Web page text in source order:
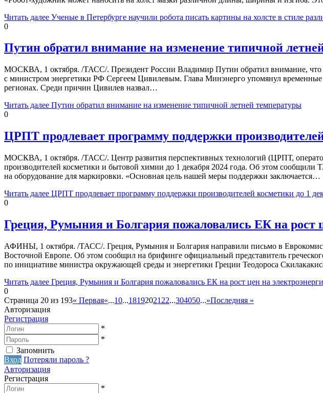
Читать далее Ученые в Петербурге научили робота писать картины на холсте в стиле
0
Путин обратил внимание на изменение типичной
МОСКВА, 1 октября. /ТАСС/. Президент России Владимир Путин обратил внимание, что
с министром энергетики РФ Сергеем Цивилевым. Глава Минэнерго упомянул
регионах. Среди причин Цивилев назвал…
Читать далее Путин обратил внимание на изменение типичной летней температуры
0
ЦРПТ продлевает программу поддержки
МОСКВА, 1 октября. /ТАСС/. Центр развития перспективных технологий (ЦРПТ,
производителей косметики и бытовой химии до 1 декабря 2024 года. Об этом
на оборудование для маркировки. «Основная цель нашей меры поддержки заключается…
Читать далее ЦРПТ продлевает программу поддержки производителей косметики до 1
0
Греция, Румыния и Болгария пожаловались ЕК на рост
АФИНЫ, 1 октября. /ТАСС/. Греция, Румыния и Болгария направили письмо в
Восточной Европе. Об этом сообщил на брифинге официальный представитель
по инициативе министра окружающей среды и энергетики Греции Теодороса
Читать далее Греция, Румыния и Болгария пожаловались ЕК на рост цен на
0
Страница 20 из 193« Первая«...10...18192021 22...304050...»Последняя »
Авторизация
Регистрация
*
*
Запомнить
Вход Потеряли пароль ?
Авторизация
Регистрация
*